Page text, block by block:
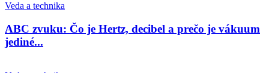
Veda a technika
ABC zvuku: Čo je Hertz, decibel a prečo je vákuum
jediné...